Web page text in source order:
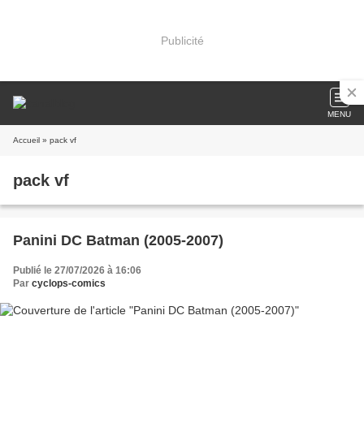
Publicité
MENU
Accueil » pack vf
pack vf
Panini DC Batman (2005-2007)
Publié le 27/07/2026 à 16:06
Par cyclops-comics